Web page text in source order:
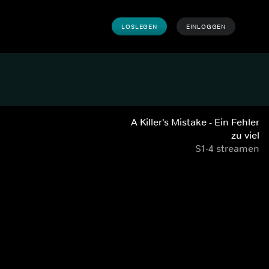
LOSLEGEN EINLOGGEN
A Killer's Mistake - Ein Fehler
zu viel
S1-4 streamen